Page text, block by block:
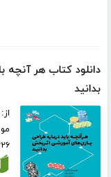
دانلود کتاب هر آنچه
بدانید
۲۲۶